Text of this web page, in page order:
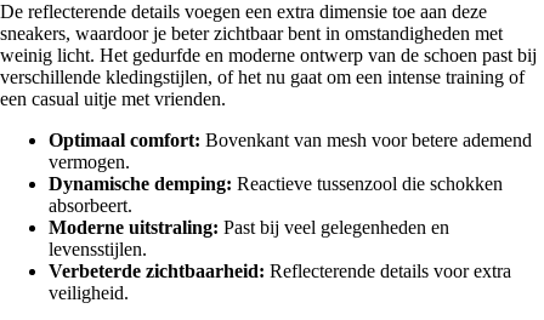
De reflecterende details voegen een extra dimensie toe aan deze
sneakers, waardoor je beter zichtbaar bent in omstandigheden met
weinig licht. Het gedurfde en moderne ontwerp van de schoen past bij
verschillende kledingstijlen, of het nu gaat om een intense training of
een casual uitje met vrienden.
Optimaal comfort: Bovenkant van mesh voor betere ademend
vermogen.
Dynamische demping: Reactieve tussenzool die schokken
absorbeert.
Moderne uitstraling: Past bij veel gelegenheden en
levensstijlen.
Verbeterde zichtbaarheid: Reflecterende details voor extra
veiligheid.